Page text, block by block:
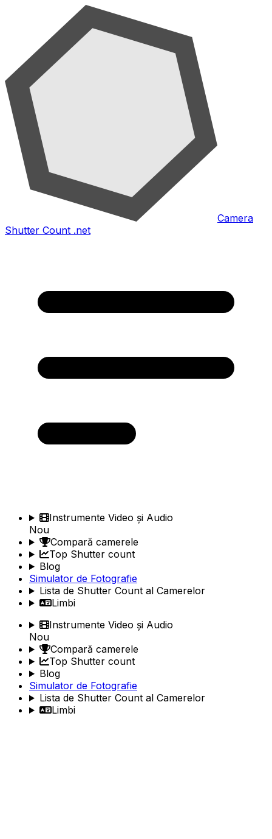
Camera
Shutter Count .net
Instrumente Video și Audio
Nou
Compară camerele
Top Shutter count
Blog
Simulator de Fotografie
Lista de Shutter Count al Camerelor
Limbi
Instrumente Video și Audio
Nou
Compară camerele
Top Shutter count
Blog
Simulator de Fotografie
Lista de Shutter Count al Camerelor
Limbi